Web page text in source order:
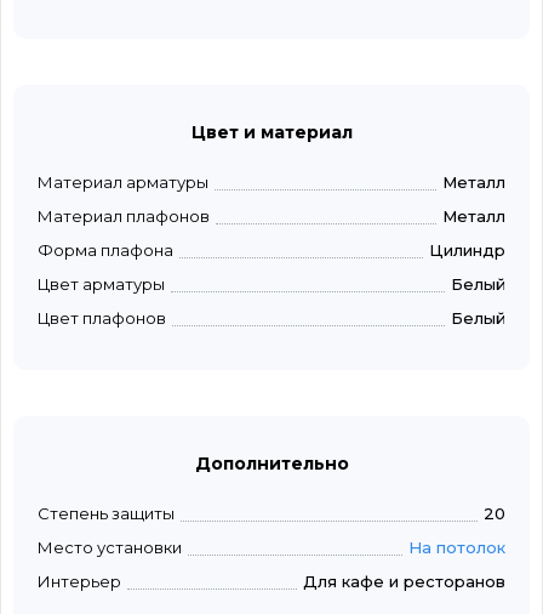
Цвет и материал
Материал арматуры
Металл
Материал плафонов
Металл
Форма плафона
Цилиндр
Цвет арматуры
Белый
Цвет плафонов
Белый
Дополнительно
Степень защиты
20
Место установки
На потолок
Интерьер
Для кафе и ресторанов